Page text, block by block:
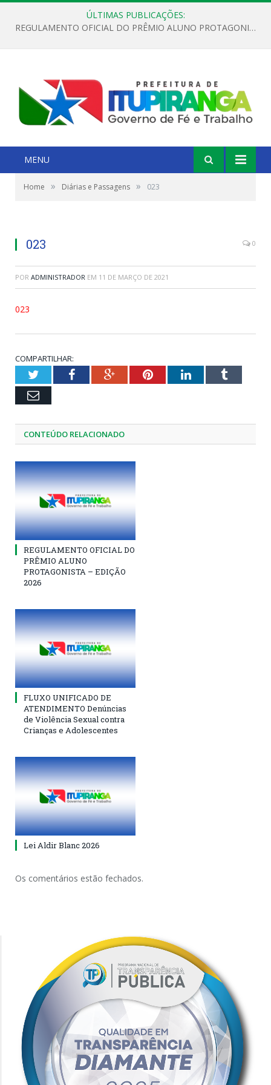
ÚLTIMAS PUBLICAÇÕES:
REGULAMENTO OFICIAL DO PRÊMIO ALUNO PROTAGONISTA – EDIÇÃO 2026
MENU
Home » Diárias e Passagens » 023
023 0
POR ADMINISTRADOR EM 11 DE MARÇO DE 2021
023
COMPARTILHAR:
TwitterFacebookGoogle+PinterestLinkedInTumblr
Email
CONTEÚDO RELACIONADO
REGULAMENTO OFICIAL DO
PRÊMIO ALUNO
PROTAGONISTA – EDIÇÃO
2026
FLUXO UNIFICADO DE
ATENDIMENTO Denúncias
de Violência Sexual contra
Crianças e Adolescentes
Lei Aldir Blanc 2026
Os comentários estão fechados.